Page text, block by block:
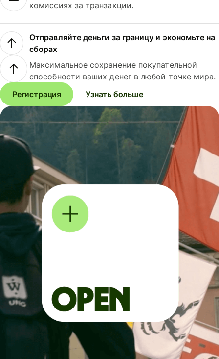
комиссиях за транзакции.
Отправляйте деньги за границу и экономьте на
сборах
Максимальное сохранение покупательной
способности ваших денег в любой точке мира.
Регистрация
Узнать больше